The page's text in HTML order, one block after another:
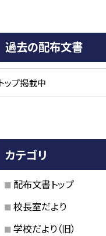
過去の配布文書
カテゴリ
配布文書トップ
校長室だより
学校だより（旧）